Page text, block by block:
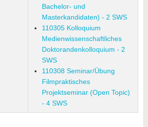
Bachelor- und
Masterkandidaten) - 2 SWS
110305 Kolloquium
Medienwissenschaftliches
Doktorandenkolloquium - 2
SWS
110308 Seminar/Übung
Filmpraktisches
Projektseminar (Open Topic)
- 4 SWS